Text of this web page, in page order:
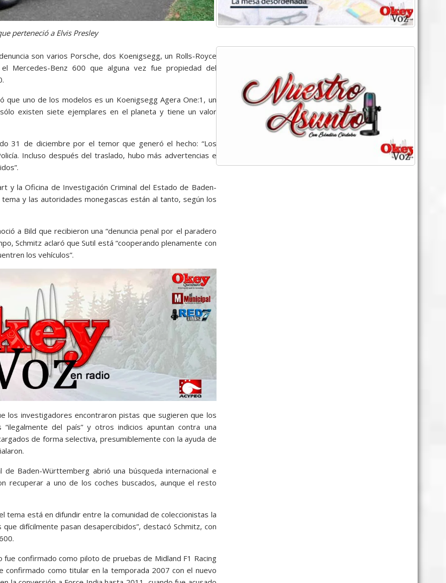
perteneció a Elvis Presley
son varios Porsche, dos Koenigsegg, un Rolls-Royce
Mercedes-Benz 600 que alguna vez fue propiedad del
que uno de los modelos es un Koenigsegg Agera One:1, un
existen siete ejemplares en el planeta y tiene un valor
31 de diciembre por el temor que generó el hecho: “Los
Incluso después del traslado, hubo más advertencias e
y la Oficina de Investigación Criminal del Estado de Baden-
y las autoridades monegascas están al tanto, según los
a Bild que recibieron una “denuncia penal por el paradero
Schmitz aclaró que Sutil está “cooperando plenamente con
los vehículos”.
los investigadores encontraron pistas que sugieren que los
del país” y otros indicios apuntan contra una
de forma selectiva, presumiblemente con la ayuda de
Baden-Württemberg abrió una búsqueda internacional e
recuperar a uno de los coches buscados, aunque el resto
está en difundir entre la comunidad de coleccionistas la
difícilmente pasan desapercibidos”, destacó Schmitz, con
confirmado como piloto de pruebas de Midland F1 Racing
confirmado como titular en la temporada 2007 con el nuevo